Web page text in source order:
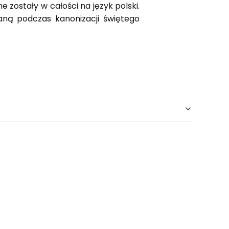
zostały w całości na język polski.
podczas kanonizacji świętego